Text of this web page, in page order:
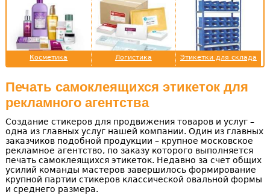
Косметика Логистика Этикетки для склада
Печать самоклеящихся этикеток для
рекламного агентства
Создание стикеров для продвижения товаров и услуг –
одна из главных услуг нашей компании. Один из главных
заказчиков подобной продукции – крупное московское
рекламное агентство, по заказу которого выполняется
печать самоклеящихся этикеток. Недавно за счет общих
усилий команды мастеров завершилось формирование
крупной партии стикеров классической овальной формы
и среднего размера.